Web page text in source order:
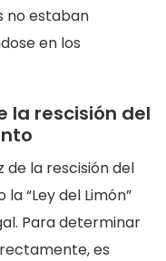
no estaban
en los
la rescisión del
de la rescisión del
“Ley del Limón”
Para determinar
es